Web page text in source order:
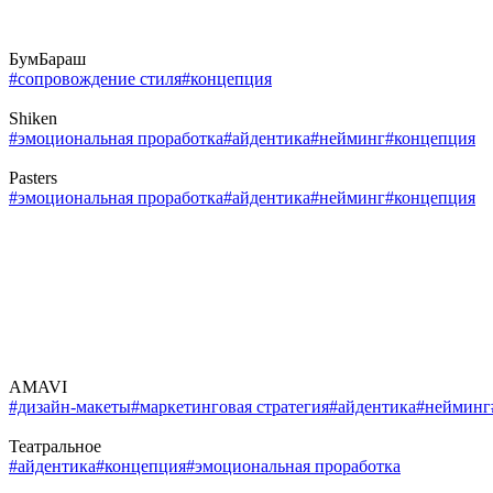
БумБараш
#сопровождение стиля#концепция
Shiken
#эмоциональная проработка#айдентика#нейминг#концепция
Pasters
#эмоциональная проработка#айдентика#нейминг#концепция
AMAVI
#дизайн-макеты#маркетинговая стратегия#айдентика#нейминг
Театральное
#айдентика#концепция#эмоциональная проработка